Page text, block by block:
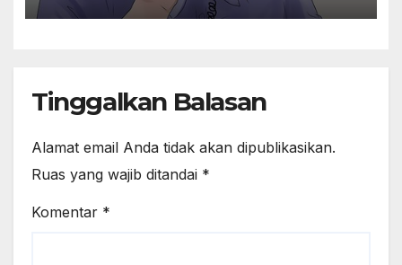
Tinggalkan Balasan
Alamat email Anda tidak akan dipublikasikan.
Ruas yang wajib ditandai *
Komentar *